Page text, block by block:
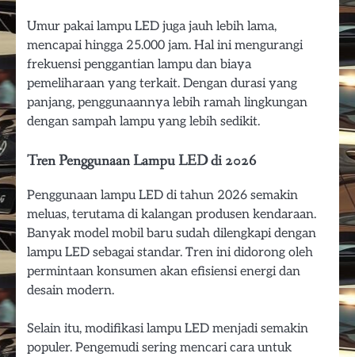
Umur pakai lampu LED juga jauh lebih lama,
mencapai hingga 25.000 jam. Hal ini mengurangi
frekuensi penggantian lampu dan biaya
pemeliharaan yang terkait. Dengan durasi yang
panjang, penggunaannya lebih ramah lingkungan
dengan sampah lampu yang lebih sedikit.
Tren Penggunaan Lampu LED di 2026
Penggunaan lampu LED di tahun 2026 semakin
meluas, terutama di kalangan produsen kendaraan.
Banyak model mobil baru sudah dilengkapi dengan
lampu LED sebagai standar. Tren ini didorong oleh
permintaan konsumen akan efisiensi energi dan
desain modern.
Selain itu, modifikasi lampu LED menjadi semakin
populer. Pengemudi sering mencari cara untuk